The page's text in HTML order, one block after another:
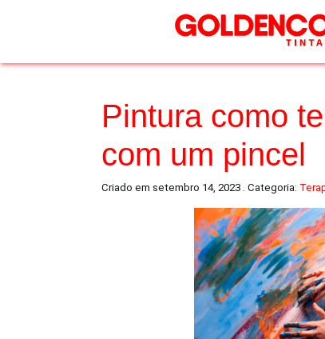
Pintura como
com um pincel
Criado em setembro 14, 2023 . Categoria: